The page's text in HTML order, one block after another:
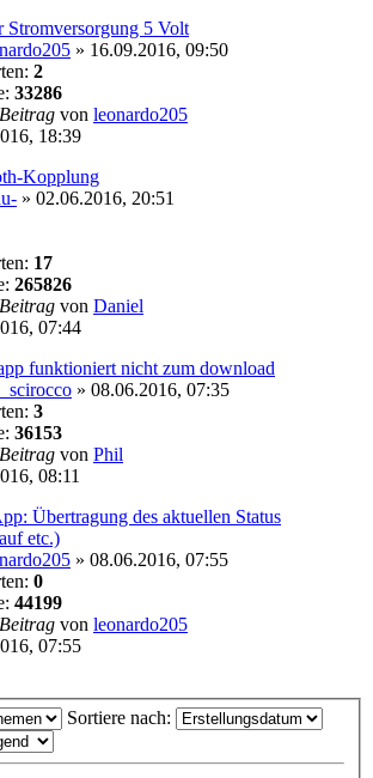
Stromversorgung 5 Volt
» 16.09.2016, 09:50
2
33286
von leonardo205
18:39
Kopplung
» 02.06.2016, 20:51
17
265826
von Daniel
07:44
funktioniert nicht zum download
» 08.06.2016, 07:35
3
36153
von Phil
08:11
Übertragung des aktuellen Status
etc.)
» 08.06.2016, 07:55
0
44199
von leonardo205
07:55
Sortiere nach: